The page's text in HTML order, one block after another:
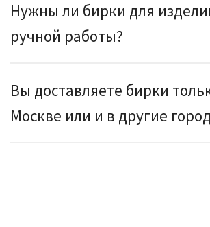
Нужны ли бирки для
ручной работы?
Вы доставляете бирки
Москве или и в другие